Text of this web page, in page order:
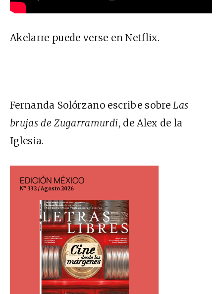
Akelarre puede verse en Netflix.
Fernanda Solórzano escribe sobreLas
brujas de Zugarramurdi, de Alex de la
Iglesia.
EDICIÓN MÉXICO
N° 332 / Agosto 2026